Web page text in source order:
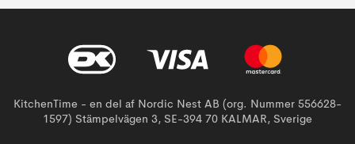
KitchenTime - en del af Nordic Nest AB (org. Nummer 556628-
1597) Stämpelvägen 3, SE-394 70 KALMAR, Sverige